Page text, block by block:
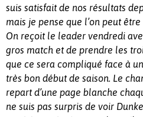
suis satisfait de nos résultats
mais je pense que l’on peut
On reçoit le leader vendredi
gros match et de prendre les
que ce sera compliqué face à
très bon début de saison. Le
repart d’une page blanche
ne suis pas surpris de voir